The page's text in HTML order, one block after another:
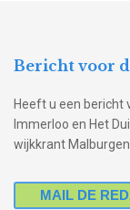
Bericht voor
Heeft u een bericht
Immerloo en Het
wijkkrant
MAIL DE